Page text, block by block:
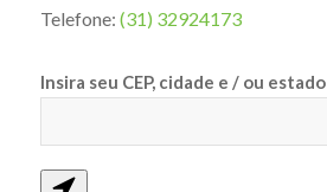
Telefone: (31) 32924173
Insira seu CEP, cidade e / ou estado